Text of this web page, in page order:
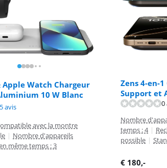
Apple Watch Chargeur
10 W Blanc
sur 10, basée sur 75 avis.
avis
avec la montre
| Nombre d'appareils
même temps : 3
Zens 4-en-
Support et
0
Nombre
temps : 4 |
possible |
€ 180,-
sur 10, basée sur 1 avis.